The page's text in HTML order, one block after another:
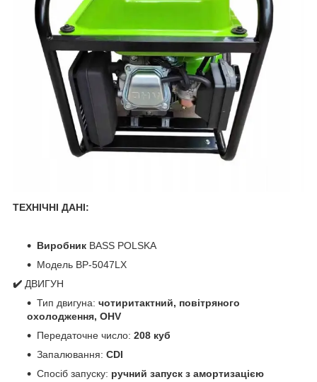
ТЕХНІЧНІ ДАНІ:
Виробник BASS POLSKA
Модель BP-5047LX
✔️ ДВИГУН
Тип двигуна: чотиритактний, повітряного
охолодження, OHV
Передаточне число: 208 куб
Запалювання: CDI
Спосіб запуску: ручний запуск з амортизацією